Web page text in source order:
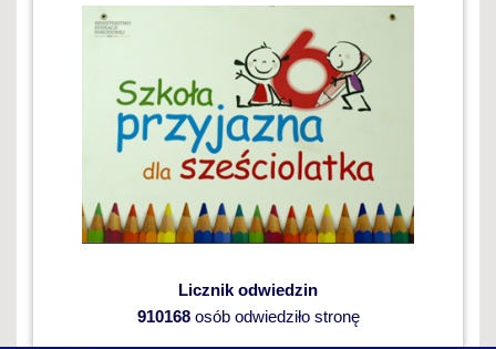
Licznik odwiedzin
910168osób odwiedziło stronę